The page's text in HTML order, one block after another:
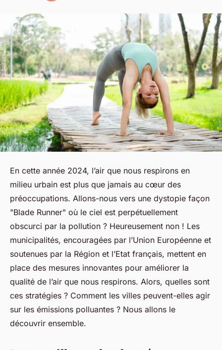
En cette année 2024, l’air que nous respirons en
milieu urbain est plus que jamais au cœur des
préoccupations. Allons-nous vers une dystopie façon
"Blade Runner" où le ciel est perpétuellement
obscurci par la pollution ? Heureusement non ! Les
municipalités, encouragées par l’Union Européenne et
soutenues par la Région et l’Etat français, mettent en
place des mesures innovantes pour améliorer la
qualité de l’air que nous respirons. Alors, quelles sont
ces stratégies ? Comment les villes peuvent-elles agir
sur les émissions polluantes ? Nous allons le
découvrir ensemble.